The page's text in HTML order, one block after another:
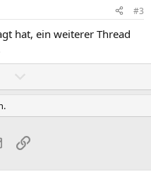
v
e
S
i
m
e
#3
hat, ein weiterer Thread
e
t
E-MailLink